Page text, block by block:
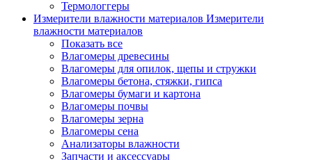
Термологгеры
Измерители влажности материалов Измерители
влажности материалов
Показать все
Влагомеры древесины
Влагомеры для опилок, щепы и стружки
Влагомеры бетона, стяжки, гипса
Влагомеры бумаги и картона
Влагомеры почвы
Влагомеры зерна
Влагомеры сена
Анализаторы влажности
Запчасти и аксессуары